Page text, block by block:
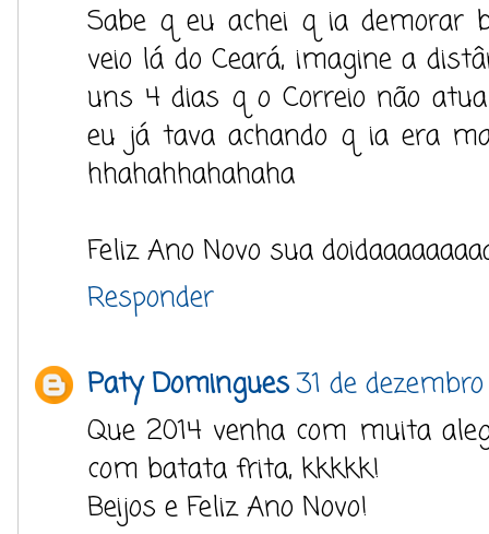
Sabe q eu achei q ia demorar
veio lá do Ceará, imagine a
uns 4 dias q o Correio não
eu já tava achando q ia era
hhahahhahahaha
Feliz Ano Novo sua
Responder
Paty Domingues31 de
Que 2014 venha com muita
com batata frita, kkkkk!
Beijos e Feliz Ano Novo!